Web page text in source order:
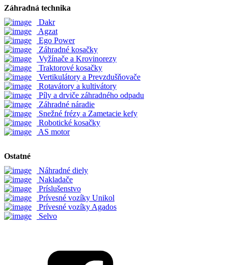
Záhradná technika
Dakr
Agzat
Ego Power
Záhradné kosačky
Vyžínače a Krovinorezy
Traktorové kosačky
Vertikulátory a Prevzdušňovače
Rotavátory a kultivátory
Píly a drviče záhradného odpadu
Záhradné náradie
Snežné frézy a Zametacie kefy
Robotické kosačky
AS motor
Ostatné
Náhradné diely
Nakladače
Príslušenstvo
Prívesné vozíky Unikol
Prívesné vozíky Agados
Selvo